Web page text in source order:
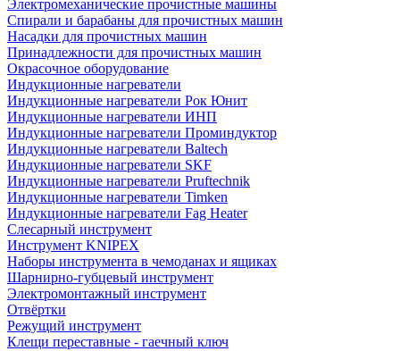
Электромеханические прочистные машины
Спирали и барабаны для прочистных машин
Насадки для прочистных машин
Принадлежности для прочистных машин
Окрасочное оборудование
Индукционные нагреватели
Индукционные нагреватели Рок Юнит
Индукционные нагреватели ИНП
Индукционные нагреватели Проминдуктор
Индукционные нагреватели Baltech
Индукционные нагреватели SKF
Индукционные нагреватели Pruftechnik
Индукционные нагреватели Timken
Индукционные нагреватели Fag Heater
Слесарный инструмент
Инструмент KNIPEX
Наборы инструмента в чемоданах и ящиках
Шарнирно-губцевый инструмент
Электромонтажный инструмент
Отвёртки
Режущий инструмент
Клещи переставные - гаечный ключ